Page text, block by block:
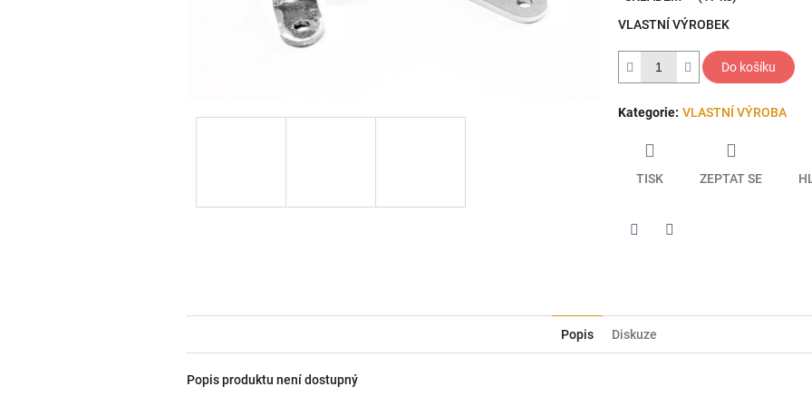
hvězdiček.
VLASTNÍ VÝROBEK
Do košíku
Kategorie: VLASTNÍ VÝROBA
TISK ZEPTAT SE
Popis Diskuze
Popis produktu není dostupný